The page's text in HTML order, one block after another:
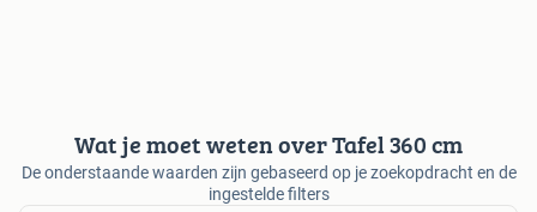
Wat je moet weten over Tafel 360 cm
De onderstaande waarden zijn gebaseerd op je zoekopdracht en de
ingestelde filters